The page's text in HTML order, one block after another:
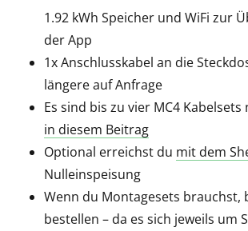
1.92 kWh Speicher und WiFi zur
der App
1x Anschlusskabel an die
längere auf Anfrage
Es sind bis zu vier MC4 Kabelsets
in diesem Beitrag
Optional erreichst du mit dem
Nulleinspeisung
Wenn du Montagesets brauchst,
bestellen – da es sich jeweils um